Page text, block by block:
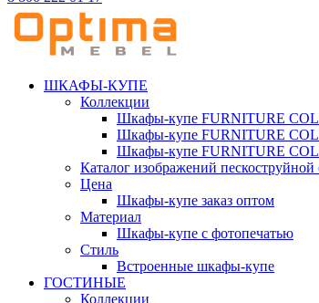
ШКАФЫ-КУПЕ
Коллекции
Шкафы-купе FURNITURE
Шкафы-купе FURNITURE
Шкафы-купе FURNITURE
Каталог изображений пескоструйной
Цена
Шкафы-купе заказ оптом
Материал
Шкафы-купе с фотопечатью
Стиль
Встроенные шкафы-купе
ГОСТИНЫЕ
Коллекции